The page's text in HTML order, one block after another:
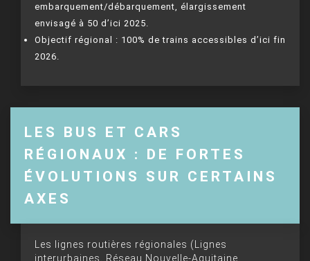
embarquement/débarquement, élargissement
envisagé à 50 d’ici 2025.
Objectif régional : 100% de trains accessibles d’ici fin
2026.
LES BUS ET CARS
RÉGIONAUX : DE FORTES
ÉVOLUTIONS SUR CERTAINS
AXES
Les lignes routières régionales (Lignes
interurbaines, Réseau Nouvelle-Aquitaine